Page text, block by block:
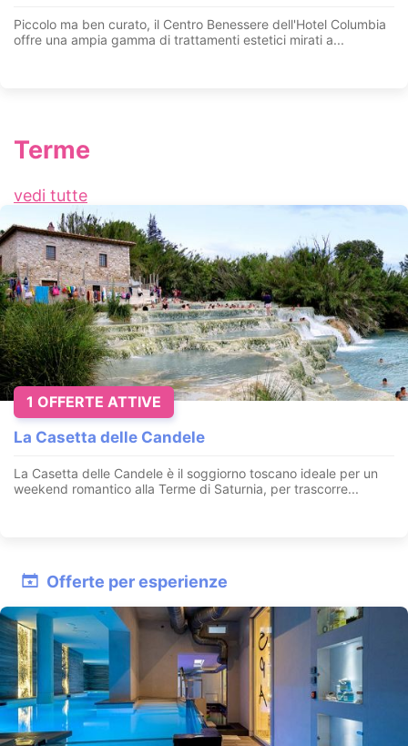
Piccolo ma ben curato, il Centro Benessere dell'Hotel Columbia
offre una ampia gamma di trattamenti estetici mirati a...
Terme
vedi tutte
La Casetta delle Candele
La Casetta delle Candele è il soggiorno toscano ideale per un
weekend romantico alla Terme di Saturnia, per trascorre...
1 OFFERTE ATTIVE
Offerte per esperienze